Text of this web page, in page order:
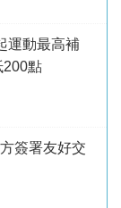
運動最高補
200點
簽署友好交